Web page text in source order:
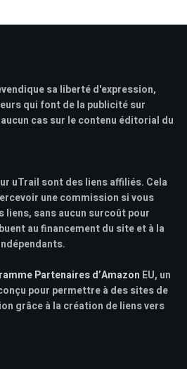
sa liberté d'expression,
qui font de la publicité sur
cas sur le contenu éditorial du
uTrail sont des liens affiliés. Cela
une commission si vous
liens, sans aucun surcoût pour
au financement du site et à la
Partenaires d’Amazon EU, un
pour permettre à des sites de
grâce à la création de liens vers